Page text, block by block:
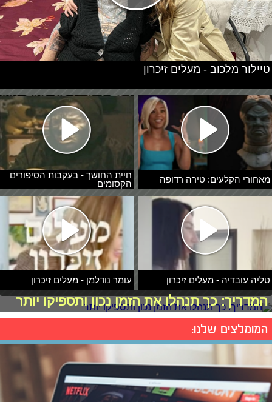
מאחורי הקלעים: טירה רדופה
חיית החושך - בעקבות הסיפורים
הקסומים
טליה עובדיה - מעלים זיכרון עומר נודלמן - מעלים זיכרון
טיילור מלכוב - מעלים זיכרון
המדריך: כך תנהלו את הזמן נכון ותספיקו יותר
המומלצים שלנו: